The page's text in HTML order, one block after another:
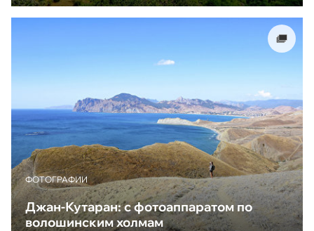
ФОТОГРАФИИ
Джан-Кутаран: с фотоаппаратом по
волошинским холмам